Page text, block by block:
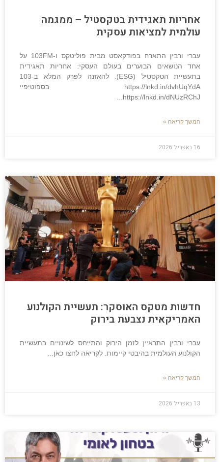
אחריות תאגידית בטקסטיל – ממגמה
עולמית למציאות עסקית
עברי ורבין התארח בפודקאסט מבית פוליטקס ו-103FM על
אחד הנושאים הבוערים בעולם העסקי: אחריות תאגידית
בתעשיית הטקסטיל (ESG). להאזנה לפרק המלא ב-103
https://lnkd.in/dvhUqYdA בספוטיפיי
https://lnkd.in/dNUzRChJ
המשך קריאה »
16 באפריל 2026
חדשות מטקס האוסקר: תעשיית הקולנוע
האמריקאית נצבעת בירוק
עברי ורבין התראיין לזמן הירוק והתייחס לשינויים בתעשיית
הקולנוע העולמית בהיבטי קיימות. לקריאה לחצו כאן
המשך קריאה »
13 באפריל 2026